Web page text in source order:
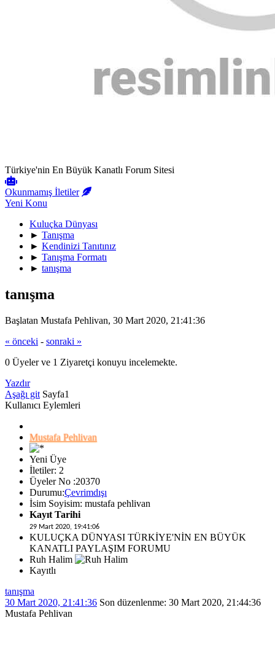
Türkiye'nin En Büyük Kanatlı Forum Sitesi
Okunmamış İletiler
Yeni Konu
Kuluçka Dünyası
► Tanışma
► Kendinizi Tanıtınız
► Tanışma Formatı
► tanışma
tanışma
Başlatan Mustafa Pehlivan, 30 Mart 2020, 21:41:36
« önceki - sonraki »
0 Üyeler ve 1 Ziyaretçi konuyu incelemekte.
Yazdır
Aşağı git Sayfa1
Kullanıcı Eylemleri
Mustafa Pehlivan
Yeni Üye
İletiler: 2
Üyeler No :20370
Durumu:Çevrimdışı
İsim Soyisim: mustafa pehlivan
Kayıt Tarihi
29 Mart 2020, 19:41:06
KULUÇKA DÜNYASI TÜRKİYE'NİN EN BÜYÜK
KANATLI PAYLAŞIM FORUMU
Ruh Halim
Kayıtlı
tanışma
30 Mart 2020, 21:41:36 Son düzenlenme: 30 Mart 2020, 21:44:36
Mustafa Pehlivan